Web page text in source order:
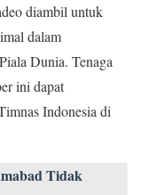
diambil untuk
dalam
Dunia. Tenaga
ini dapat
Indonesia di
Tidak